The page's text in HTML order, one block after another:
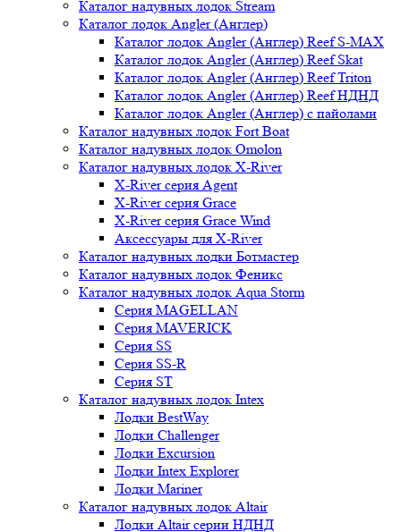
Каталог надувных лодок Stream
Каталог лодок Angler (Англер)
Каталог лодок Angler (Англер) Reef S-MAX
Каталог лодок Angler (Англер) Reef Skat
Каталог лодок Angler (Англер) Reef Triton
Каталог лодок Angler (Англер) Reef НДНД
Каталог лодок Angler (Англер) с пайолами
Каталог надувных лодок Fort Boat
Каталог надувных лодок Omolon
Каталог надувных лодок X-River
X-River серия Agent
X-River серия Grace
X-River серия Grace Wind
Аксессуары для X-River
Каталог надувных лодки Ботмастер
Каталог надувных лодок Феникc
Каталог надувных лодок Aqua Storm
Серия MAGELLAN
Серия MAVERICK
Серия SS
Серия SS-R
Серия ST
Каталог надувных лодок Intex
Лодки BestWay
Лодки Challenger
Лодки Excursion
Лодки Intex Explorer
Лодки Mariner
Каталог надувных лодок Altair
Лодки Altair серии НДНД